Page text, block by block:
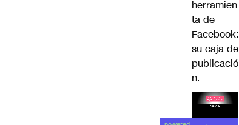
herramien
ta de
Facebook:
su caja de
publicació
n.
Lea el